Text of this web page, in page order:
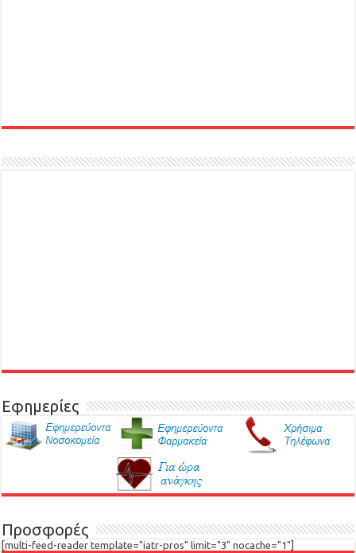
Εφημερίες
Προσφορές
[multi-feed-reader template="iatr-pros" limit="3" nocache="1"]